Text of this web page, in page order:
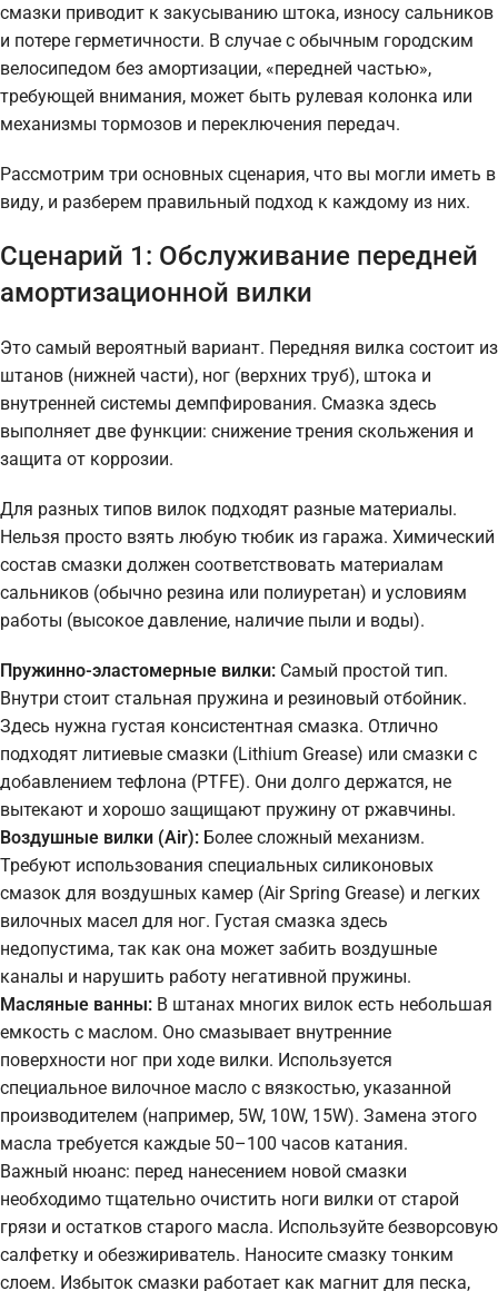
смазки приводит к закусыванию штока, износу сальников
и потере герметичности. В случае с обычным городским
велосипедом без амортизации, «передней частью»,
требующей внимания, может быть рулевая колонка или
механизмы тормозов и переключения передач.
Рассмотрим три основных сценария, что вы могли иметь в
виду, и разберем правильный подход к каждому из них.
Сценарий 1: Обслуживание передней
амортизационной вилки
Это самый вероятный вариант. Передняя вилка состоит из
штанов (нижней части), ног (верхних труб), штока и
внутренней системы демпфирования. Смазка здесь
выполняет две функции: снижение трения скольжения и
защита от коррозии.
Для разных типов вилок подходят разные материалы.
Нельзя просто взять любую тюбик из гаража. Химический
состав смазки должен соответствовать материалам
сальников (обычно резина или полиуретан) и условиям
работы (высокое давление, наличие пыли и воды).
Пружинно-эластомерные вилки: Самый простой тип.
Внутри стоит стальная пружина и резиновый отбойник.
Здесь нужна густая консистентная смазка. Отлично
подходят литиевые смазки (Lithium Grease) или смазки с
добавлением тефлона (PTFE). Они долго держатся, не
вытекают и хорошо защищают пружину от ржавчины.
Воздушные вилки (Air): Более сложный механизм.
Требуют использования специальных силиконовых
смазок для воздушных камер (Air Spring Grease) и легких
вилочных масел для ног. Густая смазка здесь
недопустима, так как она может забить воздушные
каналы и нарушить работу негативной пружины.
Масляные ванны: В штанах многих вилок есть небольшая
емкость с маслом. Оно смазывает внутренние
поверхности ног при ходе вилки. Используется
специальное вилочное масло с вязкостью, указанной
производителем (например, 5W, 10W, 15W). Замена этого
масла требуется каждые 50–100 часов катания.
Важный нюанс: перед нанесением новой смазки
необходимо тщательно очистить ноги вилки от старой
грязи и остатков старого масла. Используйте безворсовую
салфетку и обезжириватель. Наносите смазку тонким
слоем. Избыток смазки работает как магнит для песка,